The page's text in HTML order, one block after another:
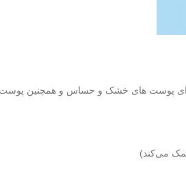
برای پوست های خشک و حساس و همچنین
می‌کند)